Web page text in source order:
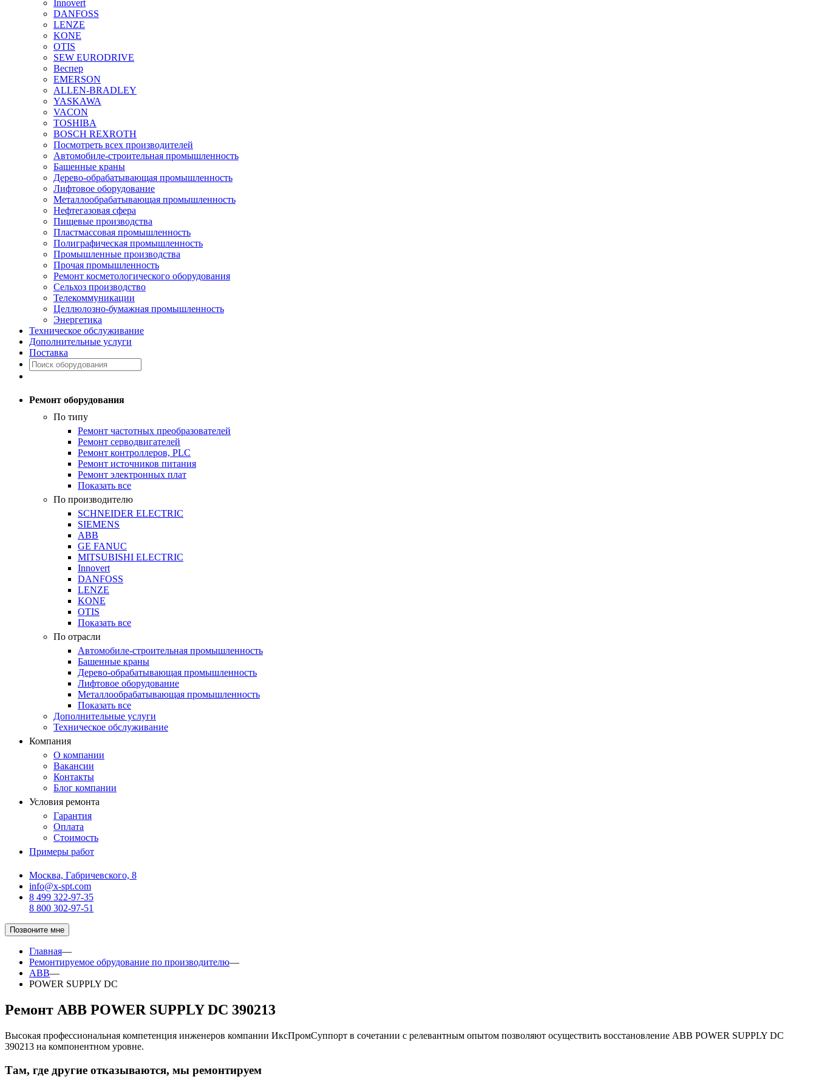
Innovert
DANFOSS
LENZE
KONE
OTIS
SEW EURODRIVE
Веспер
EMERSON
ALLEN-BRADLEY
YASKAWA
VACON
TOSHIBA
BOSCH REXROTH
Посмотреть всех производителей
Автомобиле-строительная промышленность
Башенные краны
Дерево-обрабатывающая промышленность
Лифтовое оборудование
Металлообрабатывающая промышленность
Нефтегазовая сфера
Пищевые производства
Пластмассовая промышленность
Полиграфическая промышленность
Промышленные производства
Прочая промышленность
Ремонт косметологического оборудования
Сельхоз производство
Телекоммуникации
Целлюлозно-бумажная промышленность
Энергетика
Техническое обслуживание
Дополнительные услуги
Поставка
Ремонт оборудования
По типу
Ремонт частотных преобразователей
Ремонт серводвигателей
Ремонт контроллеров, PLC
Ремонт источников питания
Ремонт электронных плат
Показать все
По производителю
SCHNEIDER ELECTRIC
SIEMENS
ABB
GE FANUC
MITSUBISHI ELECTRIC
Innovert
DANFOSS
LENZE
KONE
OTIS
Показать все
По отрасли
Автомобиле-строительная промышленность
Башенные краны
Дерево-обрабатывающая промышленность
Лифтовое оборудование
Металлообрабатывающая промышленность
Показать все
Дополнительные услуги
Техническое обслуживание
Компания
О компании
Вакансии
Контакты
Блог компании
Условия ремонта
Гарантия
Оплата
Стоимость
Примеры работ
Москва, Габричевского, 8
info@x-spt.com
8 499 322-97-35
8 800 302-97-51
Позвоните мне
Главная—
Ремонтируемое обрудование по производителю—
ABB—
POWER SUPPLY DC
Ремонт ABB POWER SUPPLY DC 390213
Высокая профессиональная компетенция инженеров компании ИксПромСуппорт в сочетании с релевантным опытом позволяют осуществить восстановление ABB POWER SUPPLY DC
390213 на компонентном уровне.
Там, где другие отказываются, мы ремонтируем